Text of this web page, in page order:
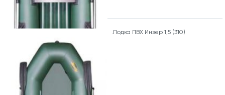
Лодка ПВХ Инзер 1,5 (310)